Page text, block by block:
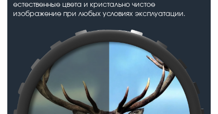
естественные цвета и кристально чистое
изображение при любых условиях эксплуатации.